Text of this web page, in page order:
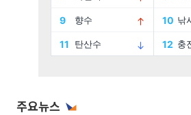
주요뉴스